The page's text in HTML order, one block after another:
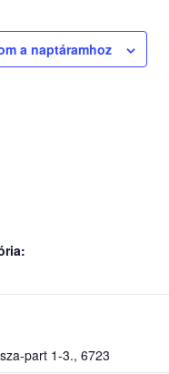
a naptáramhoz
part 1-3., 6723